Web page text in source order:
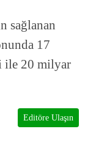
sağlanan
17
ile 20 milyar
Editöre Ulaşın